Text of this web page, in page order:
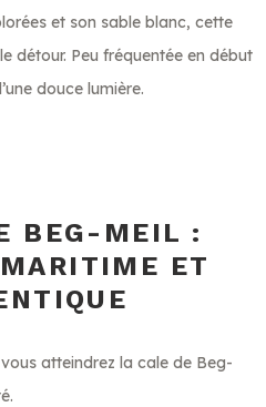
et son sable blanc, cette
détour. Peu fréquentée en début
douce lumière.
BEG-MEIL :
ET
atteindrez la cale de Beg-